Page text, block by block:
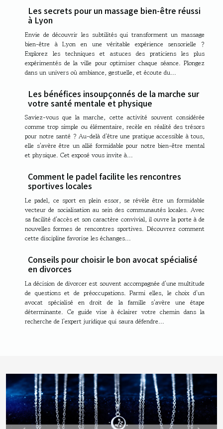
Les secrets pour un massage bien-être réussi
à Lyon
Envie de découvrir les subtilités qui transforment un massage
bien-être à Lyon en une véritable expérience sensorielle ?
Explorez les techniques et astuces des praticiens les plus
expérimentés de la ville pour optimiser chaque séance. Plongez
dans un univers où ambiance, gestuelle, et écoute du...
Les bénéfices insoupçonnés de la marche sur
votre santé mentale et physique
Saviez-vous que la marche, cette activité souvent considérée
comme trop simple ou élémentaire, recèle en réalité des trésors
pour notre santé ? Au-delà d'être une pratique accessible à tous,
elle s'avère être un allié formidable pour notre bien-être mental
et physique. Cet exposé vous invite à...
Comment le padel facilite les rencontres
sportives locales
Le padel, ce sport en plein essor, se révèle être un formidable
vecteur de socialisation au sein des communautés locales. Avec
sa facilité d'accès et son caractère convivial, il ouvre la porte à de
nouvelles formes de rencontres sportives. Découvrez comment
cette discipline favorise les échanges...
Conseils pour choisir le bon avocat spécialisé
en divorces
La décision de divorcer est souvent accompagnée d'une multitude
de questions et de préoccupations. Parmi elles, le choix d'un
avocat spécialisé en droit de la famille s'avère une étape
déterminante. Ce guide vise à éclairer votre chemin dans la
recherche de l'expert juridique qui saura défendre...